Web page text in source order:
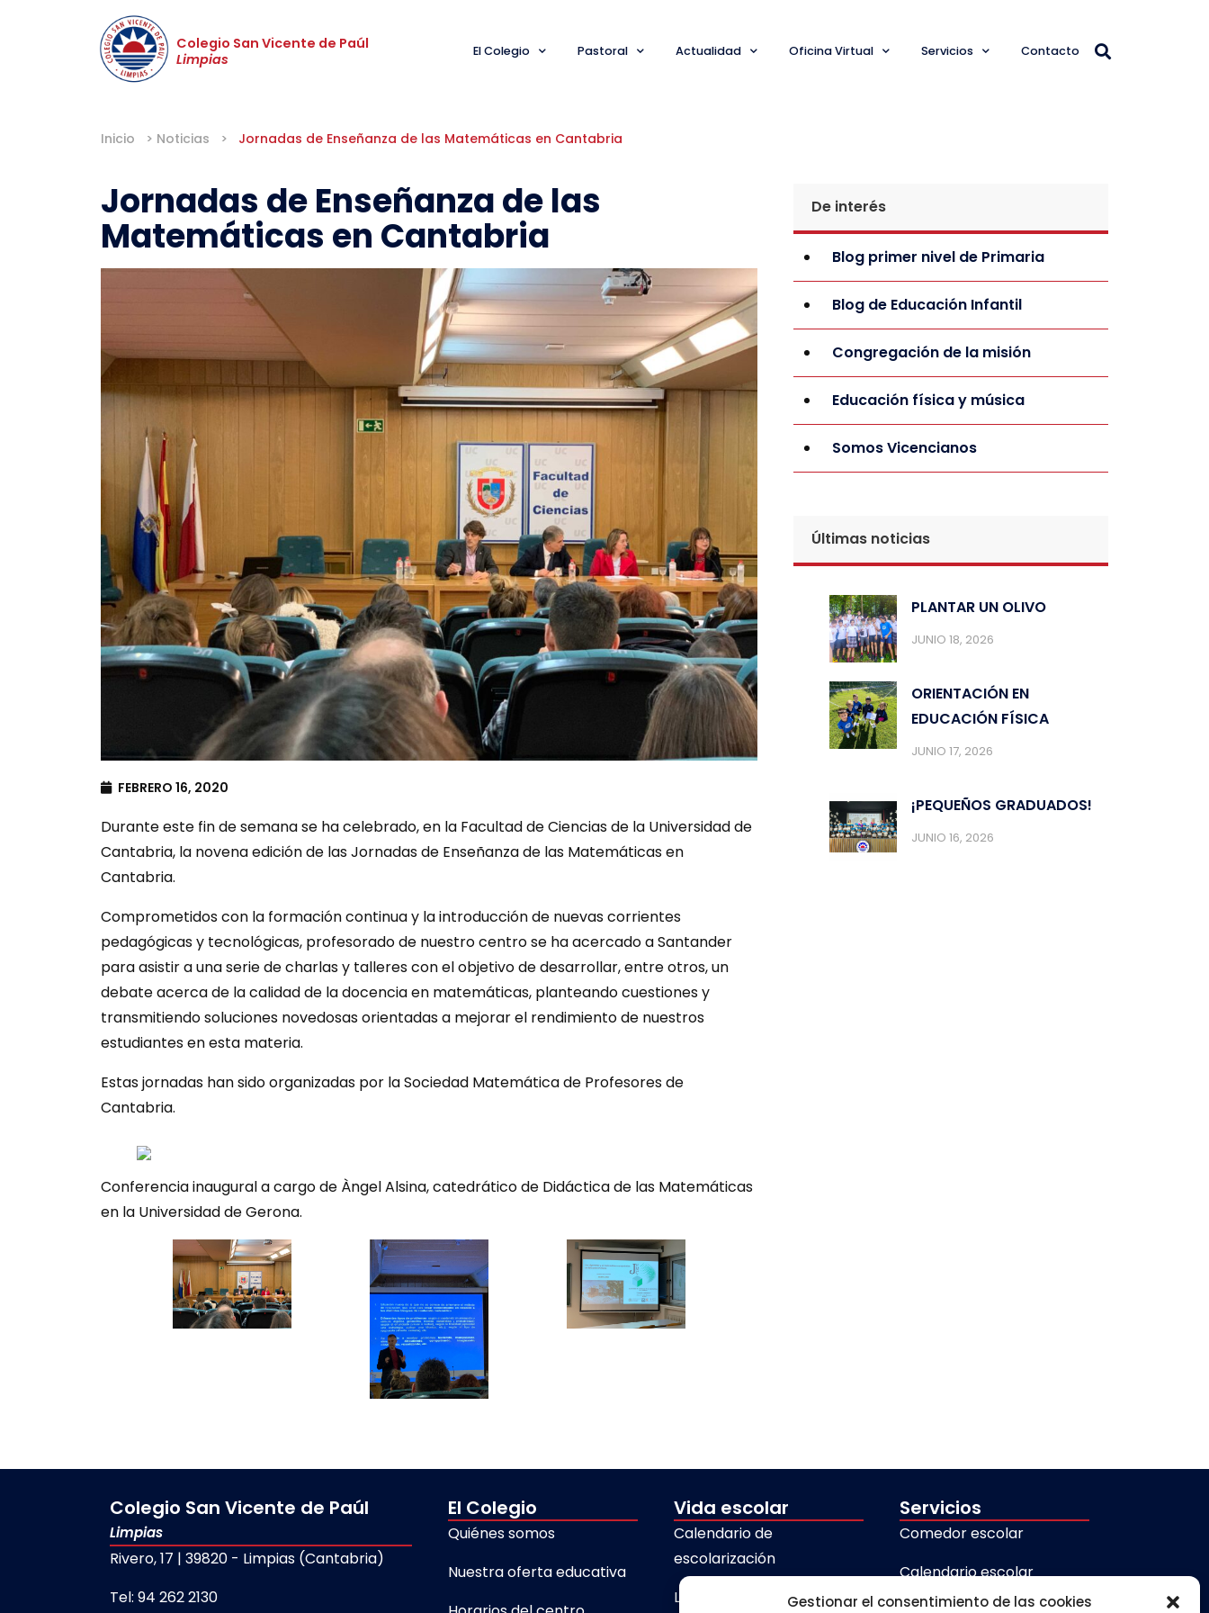
Gestionar el consentimiento de las cookies
Colegio San Vicente de Paúl
Limpias
El Colegio Pastoral Actualidad Oficina Virtual Servicios Contacto
Inicio > Noticias > Jornadas de Enseñanza de las Matemáticas en Cantabria
Jornadas de Enseñanza de las
Matemáticas en Cantabria
FEBRERO 16, 2020
Durante este fin de semana se ha celebrado, en la Facultad de Ciencias de la Universidad de
Cantabria, la novena edición de las Jornadas de Enseñanza de las Matemáticas en
Cantabria.
Comprometidos con la formación continua y la introducción de nuevas corrientes
pedagógicas y tecnológicas, profesorado de nuestro centro se ha acercado a Santander
para asistir a una serie de charlas y talleres con el objetivo de desarrollar, entre otros, un
debate acerca de la calidad de la docencia en matemáticas, planteando cuestiones y
transmitiendo soluciones novedosas orientadas a mejorar el rendimiento de nuestros
estudiantes en esta materia.
Estas jornadas han sido organizadas por la Sociedad Matemática de Profesores de
Cantabria.
Conferencia inaugural a cargo de Àngel Alsina, catedrático de Didáctica de las Matemáticas
en la Universidad de Gerona.
De interés
Blog primer nivel de Primaria
Blog de Educación Infantil
Congregación de la misión
Educación física y música
Somos Vicencianos
Últimas noticias
PLANTAR UN OLIVO
JUNIO 18, 2026
ORIENTACIÓN EN
EDUCACIÓN FÍSICA
JUNIO 17, 2026
¡PEQUEÑOS GRADUADOS!
JUNIO 16, 2026
Colegio San Vicente de Paúl
Limpias
Rivero, 17 | 39820 - Limpias (Cantabria)
Tel: 94 262 2130
El Colegio
Quiénes somos
Nuestra oferta educativa
Vida escolar
Calendario de
escolarización
Libros de texto
Servicios
Comedor escolar
Calendario escolar